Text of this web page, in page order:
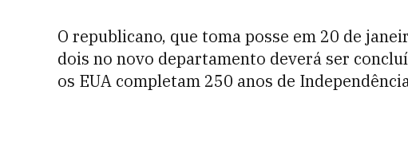
O republicano, que toma posse em 20 de
dois no novo departamento deverá ser
os EUA completam 250 anos de